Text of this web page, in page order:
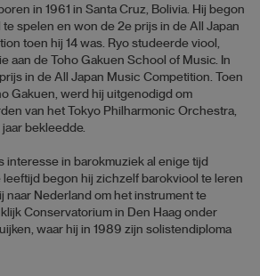
in 1961 in Santa Cruz, Bolivia. Hij begon
spelen en won de 2e prijs in de All Japan
toen hij 14 was. Ryo studeerde viool,
aan de Toho Gakuen School of Music. In
in de All Japan Music Competition. Toen
Gakuen, werd hij uitgenodigd om
van het Tokyo Philharmonic Orchestra,
bekleedde.
interesse in barokmuziek al enige tijd
begon hij zichzelf barokviool te leren
naar Nederland om het instrument te
Conservatorium in Den Haag onder
waar hij in 1989 zijn solistendiploma